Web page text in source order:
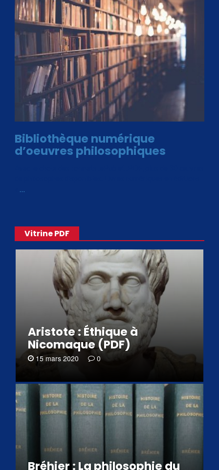
Bibliothèque numérique
d’oeuvres philosophiques
…
Vitrine PDF
Aristote : Éthique à
Nicomaque (PDF)
15 mars 2020 0
Bréhier : La philosophie du